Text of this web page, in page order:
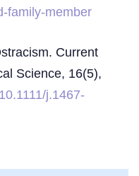
family-member
Current
Science, 16(5),
j.1467-